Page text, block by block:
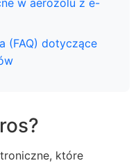
w aerozolu z e-
(FAQ) dotyczące
które